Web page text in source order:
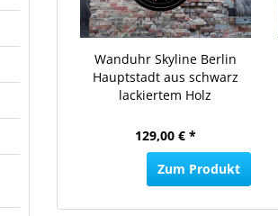
Wanduhr Skyline Berlin
Hauptstadt aus schwarz
lackiertem Holz
129,00 € *
Zum Produkt